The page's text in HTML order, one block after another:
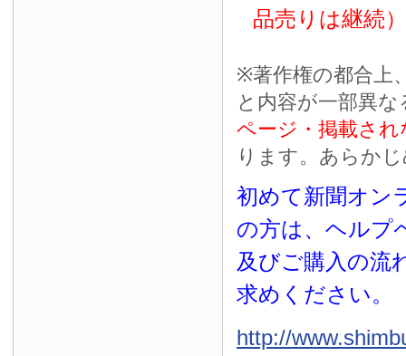
品売りは継続）
※著作権の都合上
と内容が一部異な
ページ・掲載され
ります。あらか
初めて新聞オン
の方は、ヘルプ
及びご購入の流
求めください。
http://